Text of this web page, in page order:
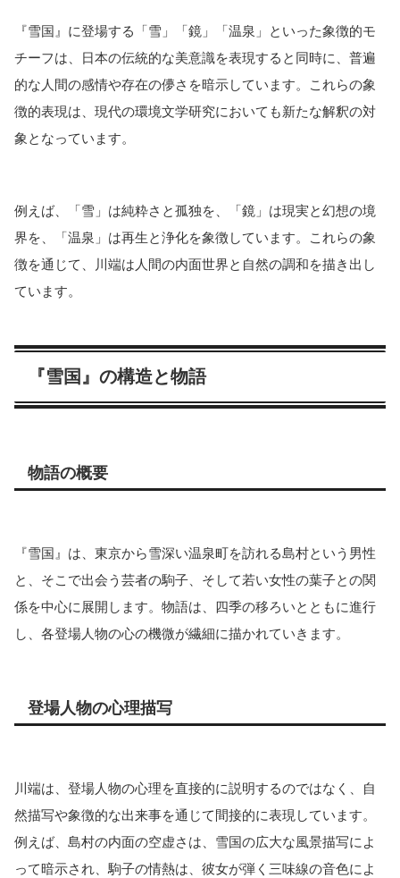
『雪国』に登場する「雪」「鏡」「温泉」といった象徴的モ
チーフは、日本の伝統的な美意識を表現すると同時に、普遍
的な人間の感情や存在の儚さを暗示しています。これらの象
徴的表現は、現代の環境文学研究においても新たな解釈の対
象となっています。
例えば、「雪」は純粋さと孤独を、「鏡」は現実と幻想の境
界を、「温泉」は再生と浄化を象徴しています。これらの象
徴を通じて、川端は人間の内面世界と自然の調和を描き出し
ています。
『雪国』の構造と物語
物語の概要
『雪国』は、東京から雪深い温泉町を訪れる島村という男性
と、そこで出会う芸者の駒子、そして若い女性の葉子との関
係を中心に展開します。物語は、四季の移ろいとともに進行
し、各登場人物の心の機微が繊細に描かれていきます。
登場人物の心理描写
川端は、登場人物の心理を直接的に説明するのではなく、自
然描写や象徴的な出来事を通じて間接的に表現しています。
例えば、島村の内面の空虚さは、雪国の広大な風景描写によ
って暗示され、駒子の情熱は、彼女が弾く三味線の音色によ